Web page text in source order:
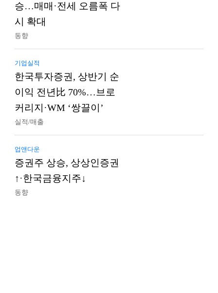
승…매매·전세 오름폭 다
시 확대
동향
기업실적
한국투자증권, 상반기 순
이익 전년比 70%…브로
커리지·WM ‘쌍끌이’
실적/매출
업앤다운
증권주 상승, 상상인증권
↑·한국금융지주↓
동향